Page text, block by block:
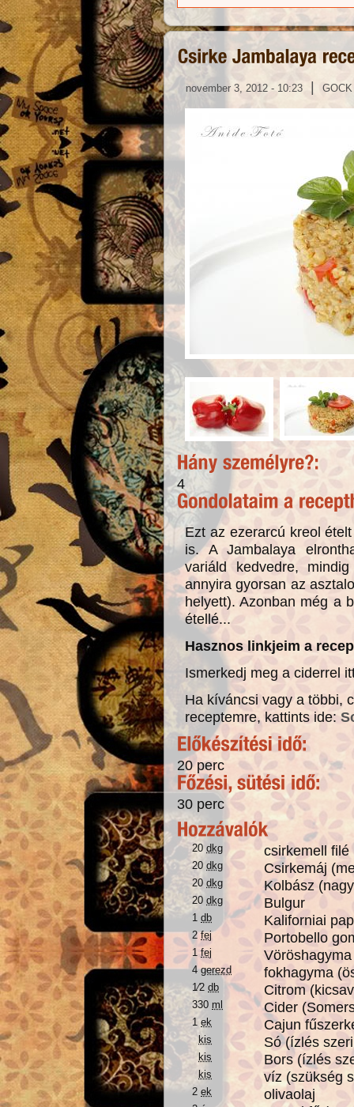
november 3, 2012 - 10:23 | GOCK
4
Ezt az ezerarcú kreol
is. A Jambalaya
variáld kedvedre,
annyira gyorsan az
helyett). Azonban még a
étellé...
Hasznos linkjeim a
Ismerkedj meg a ciderrel
Ha kíváncsi vagy a többi,
receptemre, kattints ide:
20 perc
30 perc
20dkg csirkemell
20dkg Csirkemáj
20dkg Kolbász
20dkg Bulgur
1db Kaliforniai
2fej Portobello
1fej
4gerezd fokhagyma
1⁄2db Citrom
330 ml Cider
1ek Cajun
kis Só (ízlés
kis Bors (ízlés
kis víz (szükség
2ek olivaolaj